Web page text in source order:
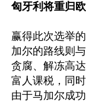
匈牙利将重归
赢得此次选举
加尔的路线则
贪腐、解冻高
富人课税，同
由于马加尔成